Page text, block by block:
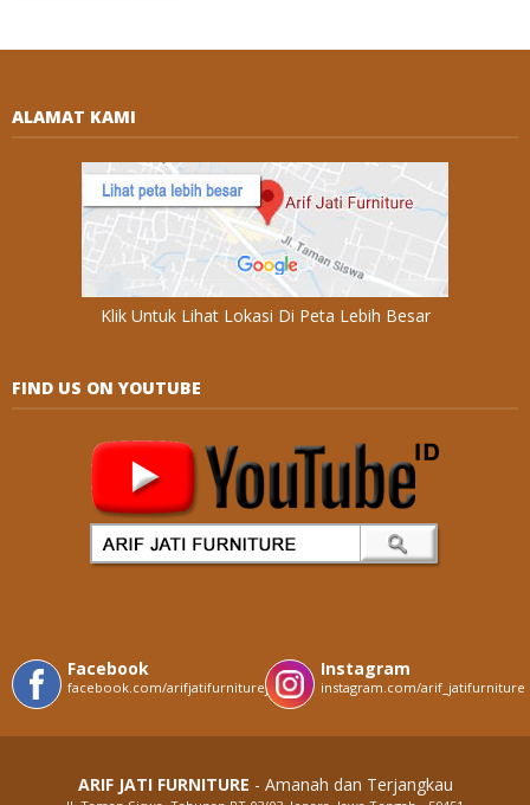
ALAMAT KAMI
Klik Untuk Lihat Lokasi Di Peta Lebih Besar
FIND US ON YOUTUBE
Facebook
facebook.com/arifjatifurniturejepara
Instagram
instagram.com/arif_jatifurniture
ARIF JATI FURNITURE - Amanah dan Terjangkau